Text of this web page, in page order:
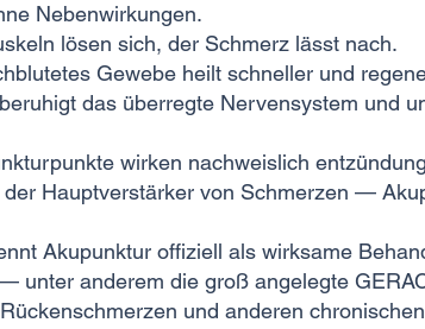
Nebenwirkungen.
lösen sich, der Schmerz lässt nach.
Gewebe heilt schneller und
das überregte Nervensystem und
wirken nachweislich
Hauptverstärker von Schmerzen —
Akupunktur offiziell als wirksame
unter anderem die groß angelegte
und anderen